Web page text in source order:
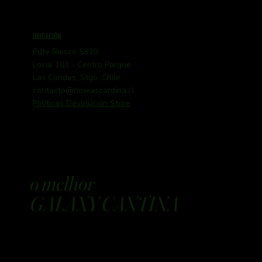
UBICACIÓN
Pdte Riesco 5330
Local 103 - Centro Parque
Las Condes, Stgo, Chile
contacto@nowascantina.cl
Políticas Devolución Store
o melhor
GALAXY CANTINA